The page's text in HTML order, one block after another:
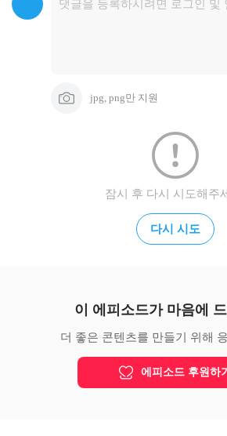
jpg, png만 지원
잠시 후 다시 시도해주
다시 시도
이 에피소드가 마음에
더 좋은 콘텐츠를 만들기 위해
에피소드 후원하기